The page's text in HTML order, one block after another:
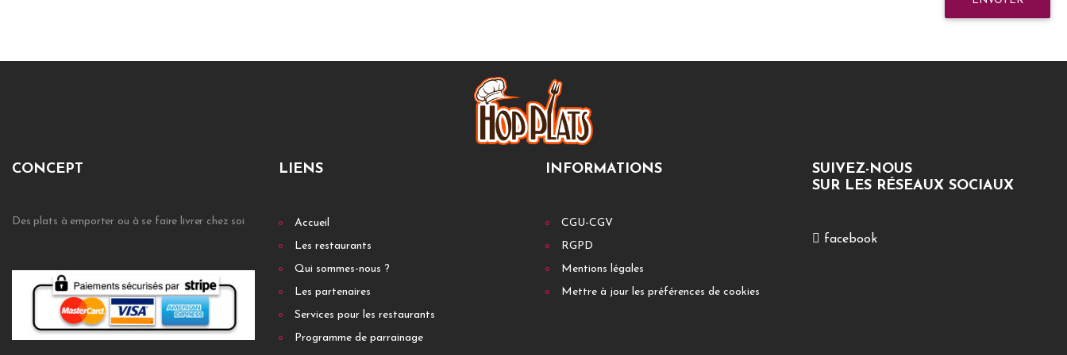
CONCEPT
Des plats à emporter ou à se faire livrer chez soi
LIENS
Accueil
Les restaurants
Qui sommes-nous ?
Les partenaires
Services pour les restaurants
Programme de parrainage
INFORMATIONS
CGU-CGV
RGPD
Mentions légales
Mettre à jour les préférences de cookies
SUIVEZ-NOUS
SUR LES RÉSEAUX SOCIAUX
facebook